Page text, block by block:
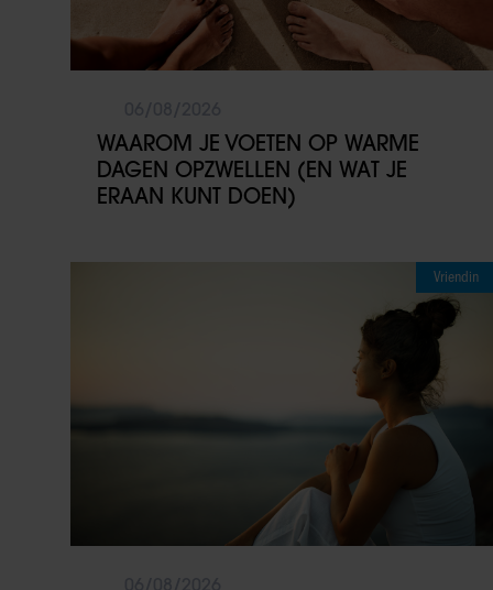
WAAROM JE VOETEN OP WARME
DAGEN OPZWELLEN (EN WAT JE
ERAAN KUNT DOEN)
Vriendin